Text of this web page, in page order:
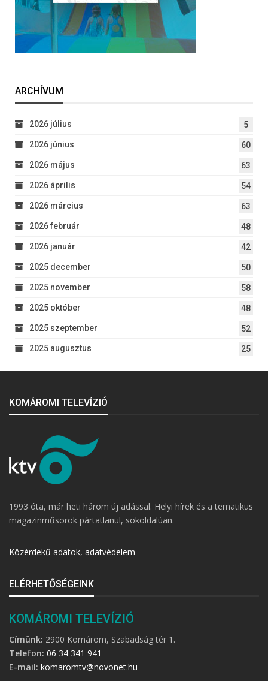
ARCHÍVUM
2026 július 5
2026 június 60
2026 május 63
2026 április 54
2026 március 63
2026 február 48
2026 január 42
2025 december 50
2025 november 58
2025 október 48
2025 szeptember 52
2025 augusztus 25
KOMÁROMI TELEVÍZIÓ
1993 óta, már heti három új adással. Helyi hírek és a tematikus
magazinműsorok pártatlanul, sokoldalúan.
Közérdekű adatok, adatvédelem
ELÉRHETŐSÉGEINK
KOMÁROMI TELEVÍZIÓ
Címünk: 2900 Komárom, Szabadság tér 1.
Telefon: 06 34 341 941
E-mail: komaromtv@novonet.hu